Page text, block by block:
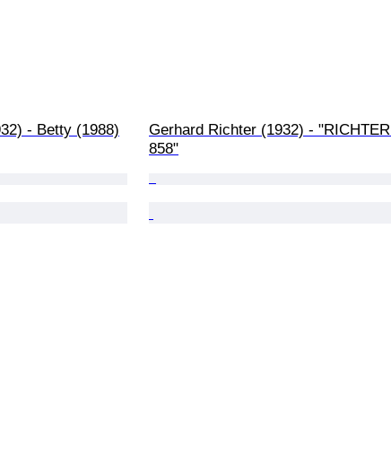
- Betty (1988)
Gerhard Richter (1932) - "RICHTER
858"